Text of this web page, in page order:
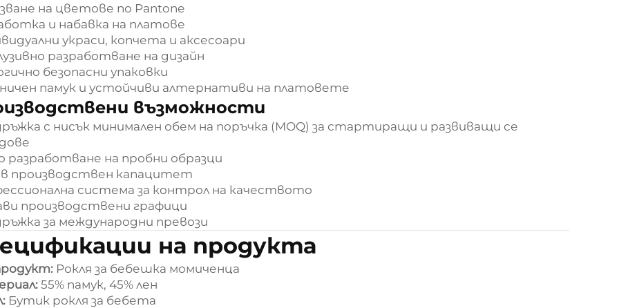
на цветове по Pantone
и набавка на платове
украси, копчета и аксесоари
разработване на дизайн
безопасни упаковки
памук и устойчиви алтернативи на платовете
възможности
с нисък минимален обем на поръчка (MOQ) за стартиращи и развиващи се
разработване на пробни образци
производствен капацитет
система за контрол на качеството
производствени графици
за международни превози
на продукта
Рокля за бебешка момиченца
55% памук, 45% лен
Бутик рокля за бебета